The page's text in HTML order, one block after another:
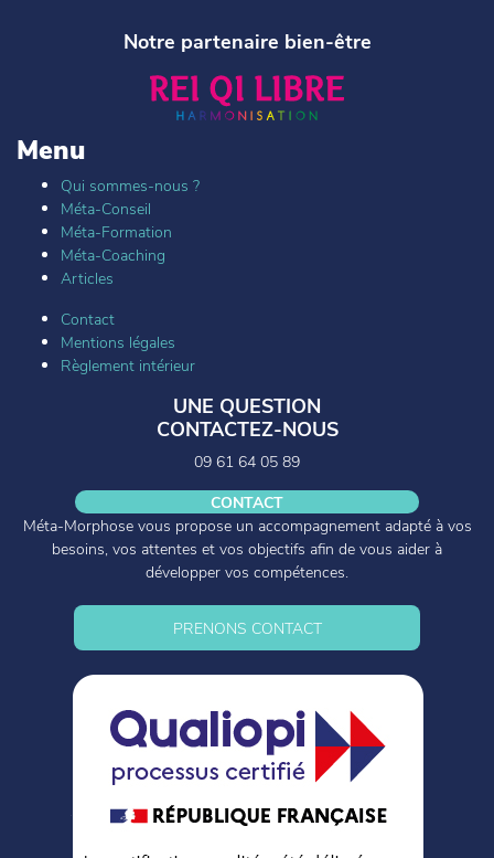
Notre partenaire bien-être
Menu
Qui sommes-nous ?
Méta-Conseil
Méta-Formation
Méta-Coaching
Articles
Contact
Mentions légales
Règlement intérieur
UNE QUESTION
CONTACTEZ-NOUS
09 61 64 05 89
CONTACT
Méta-Morphose vous propose un accompagnement adapté à vos
besoins, vos attentes et vos objectifs afin de vous aider à
développer vos compétences.
PRENONS CONTACT